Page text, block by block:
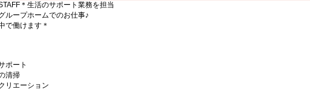
＊生活のサポート業務を担当
ループホームでのお仕事♪
で働けます＊
ポート
清掃
リエーション